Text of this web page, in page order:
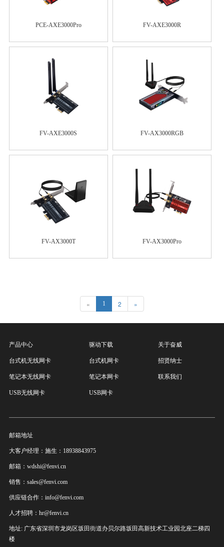
PCE-AXE3000Pro FV-AXE3000R
FV-AXE3000S FV-AX3000RGB
FV-AX3000T FV-AX3000Pro
« 1 2 »
产品中心
台式机无线网卡
笔记本无线网卡
USB无线网卡
驱动下载
台式机网卡
笔记本网卡
USB网卡
关于奋威
招贤纳士
联系我们
邮箱地址
大客户经理：施生：18938843975
邮箱：wdshi@fenvi.cn
销售：sales@fenvi.com
供应链合作：info@fenvi.com
人才招聘：hr@fenvi.cn
地址: 广东省深圳市龙岗区坂田街道办贝尔路坂田高新技术工业园北座二梯四
楼